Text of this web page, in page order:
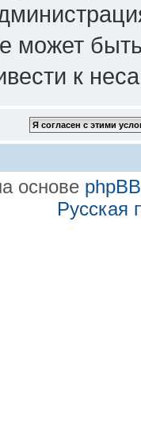
может
к
основе phpBB
Русская